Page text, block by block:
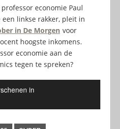
economie Paul
een linkse rakker, pleit in
in De Morgen voor
hoogste inkomens.
economie aan de
tegen te spreken?
in